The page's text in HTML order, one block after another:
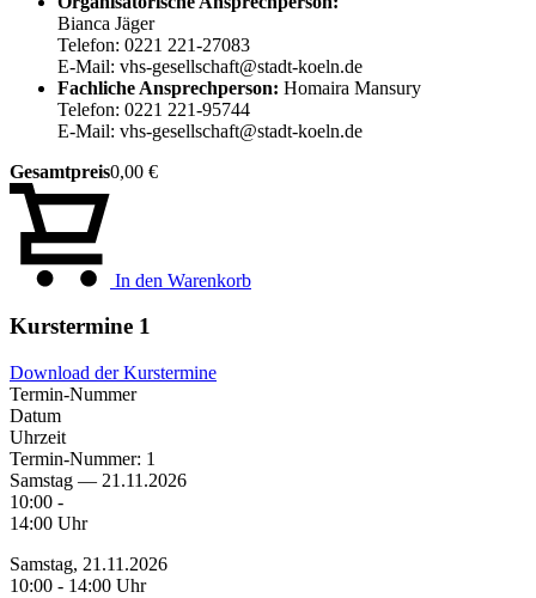
Bianca Jäger
Telefon: 0221 221-27083
E-Mail: vhs-gesellschaft@stadt-koeln.de
Fachliche Ansprechperson: Homaira Mansury
Telefon: 0221 221-95744
E-Mail: vhs-gesellschaft@stadt-koeln.de
Gesamtpreis0,00 €
In den Warenkorb
Kurstermine 1
Download der Kurstermine
Termin-Nummer
Datum
Uhrzeit
Termin-Nummer: 1
Samstag — 21.11.2026
10:00 -
14:00 Uhr
Samstag, 21.11.2026
10:00 - 14:00 Uhr